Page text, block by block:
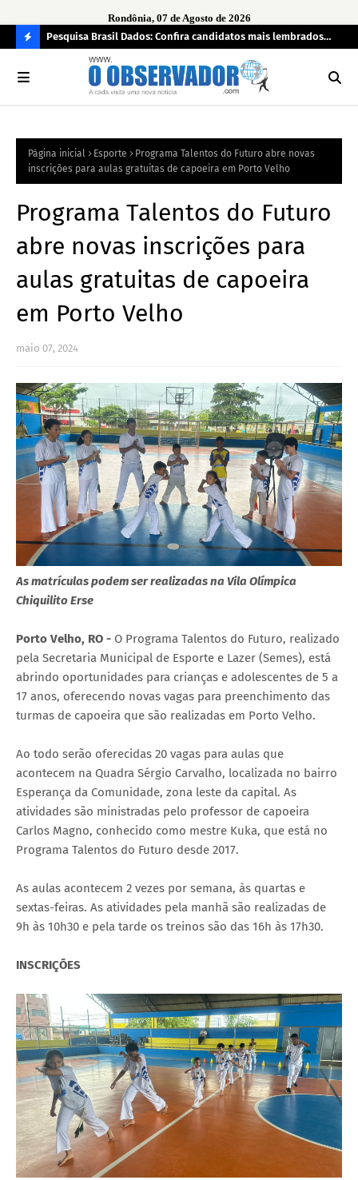
Rondônia, 07 de Agosto de 2026
O
R
Pesquisa Brasil Dados: Confira candidatos mais lembrados
pelo eleitorado de Rondônia para deputado estadual
Página inicial Esporte
Programa Talentos do Futuro abre novas
inscrições para aulas gratuitas de capoeira em Porto Velho
Programa Talentos do Futuro
abre novas inscrições para
aulas gratuitas de capoeira
em Porto Velho
maio 07, 2024
As matrículas podem ser realizadas na Vila Olímpica
Chiquilito Erse
Porto Velho, RO - O Programa Talentos do Futuro, realizado
pela Secretaria Municipal de Esporte e Lazer (Semes), está
abrindo oportunidades para crianças e adolescentes de 5 a
17 anos, oferecendo novas vagas para preenchimento das
turmas de capoeira que são realizadas em Porto Velho.
Ao todo serão oferecidas 20 vagas para aulas que
acontecem na Quadra Sérgio Carvalho, localizada no bairro
Esperança da Comunidade, zona leste da capital. As
atividades são ministradas pelo professor de capoeira
Carlos Magno, conhecido como mestre Kuka, que está no
Programa Talentos do Futuro desde 2017.
As aulas acontecem 2 vezes por semana, às quartas e
sextas-feiras. As atividades pela manhã são realizadas de
9h às 10h30 e pela tarde os treinos são das 16h às 17h30.
INSCRIÇÕES